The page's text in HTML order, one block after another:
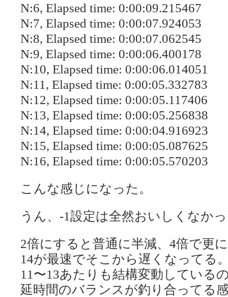
N:6, Elapsed time: 0:00:09.215467
N:7, Elapsed time: 0:00:07.924053
N:8, Elapsed time: 0:00:07.062545
N:9, Elapsed time: 0:00:06.400178
N:10, Elapsed time: 0:00:06.014051
N:11, Elapsed time: 0:00:05.332783
N:12, Elapsed time: 0:00:05.117406
N:13, Elapsed time: 0:00:05.256838
N:14, Elapsed time: 0:00:04.916923
N:15, Elapsed time: 0:00:05.087625
N:16, Elapsed time: 0:00:05.570203
こんな感じになった。
うん、-1設定は全然おいしくなか
2倍にすると普通に半減、4倍で更
14が最速でそこから遅くなってる
11〜13あたりも結構変動している
延時間のバランスが釣り合ってる